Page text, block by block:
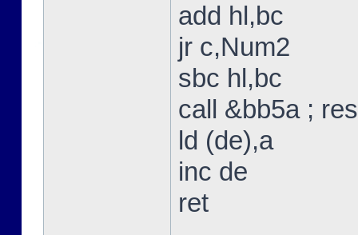
add hl,bc
jr c,Num2
sbc hl,bc
call &bb5a ;
ld (de),a
inc de
ret